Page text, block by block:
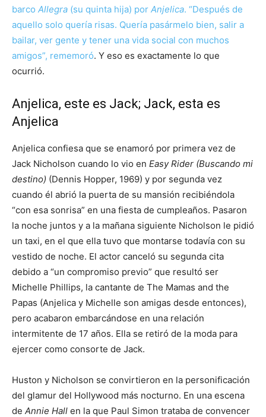
barco Allegra (su quinta hija) por Anjelica. “Después de
aquello solo quería risas. Quería pasármelo bien, salir a
bailar, ver gente y tener una vida social con muchos
amigos”, rememoró. Y eso es exactamente lo que
ocurrió.
Anjelica, este es Jack; Jack, esta es
Anjelica
Anjelica confiesa que se enamoró por primera vez de
Jack Nicholson cuando lo vio en Easy Rider (Buscando mi
destino) (Dennis Hopper, 1969) y por segunda vez
cuando él abrió la puerta de su mansión recibiéndola
“con esa sonrisa” en una fiesta de cumpleaños. Pasaron
la noche juntos y a la mañana siguiente Nicholson le pidió
un taxi, en el que ella tuvo que montarse todavía con su
vestido de noche. El actor canceló su segunda cita
debido a “un compromiso previo” que resultó ser
Michelle Phillips, la cantante de The Mamas and the
Papas (Anjelica y Michelle son amigas desde entonces),
pero acabaron embarcándose en una relación
intermitente de 17 años. Ella se retiró de la moda para
ejercer como consorte de Jack.
Huston y Nicholson se convirtieron en la personificación
del glamur del Hollywood más nocturno. En una escena
de Annie Hall en la que Paul Simon trataba de convencer